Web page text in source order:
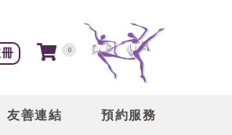
0
友善連結 預約服務